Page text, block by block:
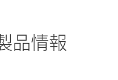
品情報